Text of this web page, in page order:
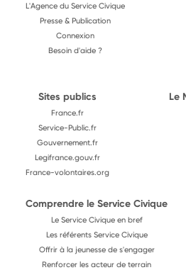
L'Agence du Service Civique
Presse & Publication
Connexion
Besoin d'aide ?
Sites publics
France.fr
Service-Public.fr
Gouvernement.fr
Legifrance.gouv.fr
France-volontaires.org
Le
Comprendre le Service Civique
Le Service Civique en bref
Les référents Service Civique
Offrir à la jeunesse de s'engager
Renforcer les acteur de terrain